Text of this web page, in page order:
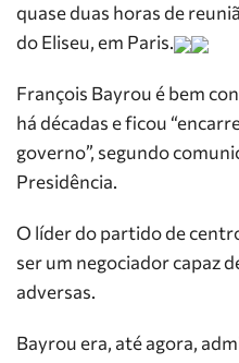
quase duas horas de
do Eliseu, em Paris.
François Bayrou é bem
há décadas e ficou
governo”, segundo
Presidência.
O líder do partido de
ser um negociador capaz
adversas.
Bayrou era, até agora,